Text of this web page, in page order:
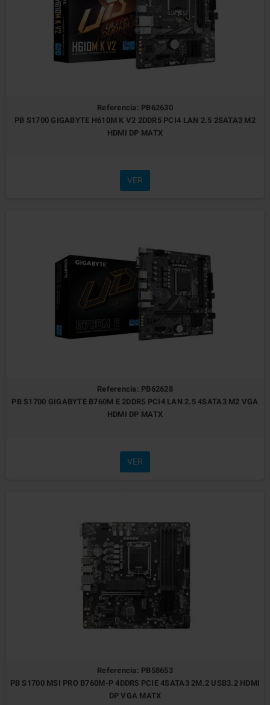
Referencia: PB62630
PB S1700 GIGABYTE H610M K V2 2DDR5 PCI4 LAN 2.5 2SATA3 M2
HDMI DP MATX
VER
Referencia: PB62628
PB S1700 GIGABYTE B760M E 2DDR5 PCI4 LAN 2.5 4SATA3 M2 VGA
HDMI DP MATX
VER
Referencia: PB58653
PB S1700 MSI PRO B760M-P 4DDR5 PCIE 4SATA3 2M.2 USB3.2 HDMI
DP VGA MATX